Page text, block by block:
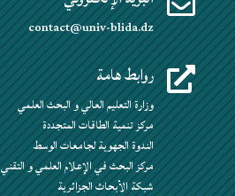
contact@univ-blida.dz
 روابط هامة
وزارة التعليم العالي و البحث العلمي
مركز تنمية الطاقات المتجددة
الندوة الجهوية لجامعات الوسط
مركز البحث في الإعلام العلمي و التقني
شبكة الأبحاث الجزائرية